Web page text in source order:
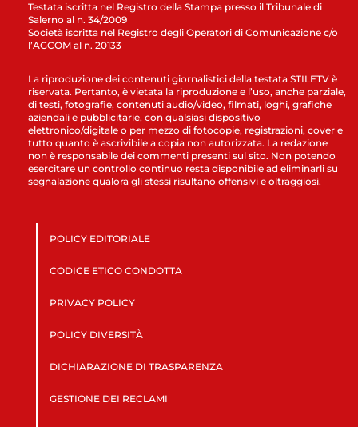
Testata iscritta nel Registro della Stampa presso il Tribunale di
Salerno al n. 34/2009
Società iscritta nel Registro degli Operatori di Comunicazione c/o
l’AGCOM al n. 20133
La riproduzione dei contenuti giornalistici della testata STILETV è
riservata. Pertanto, è vietata la riproduzione e l’uso, anche parziale,
di testi, fotografie, contenuti audio/video, filmati, loghi, grafiche
aziendali e pubblicitarie, con qualsiasi dispositivo
elettronico/digitale o per mezzo di fotocopie, registrazioni, cover e
tutto quanto è ascrivibile a copia non autorizzata. La redazione
non è responsabile dei commenti presenti sul sito. Non potendo
esercitare un controllo continuo resta disponibile ad eliminarli su
segnalazione qualora gli stessi risultano offensivi e oltraggiosi.
POLICY EDITORIALE
CODICE ETICO CONDOTTA
PRIVACY POLICY
POLICY DIVERSITÀ
DICHIARAZIONE DI TRASPARENZA
GESTIONE DEI RECLAMI